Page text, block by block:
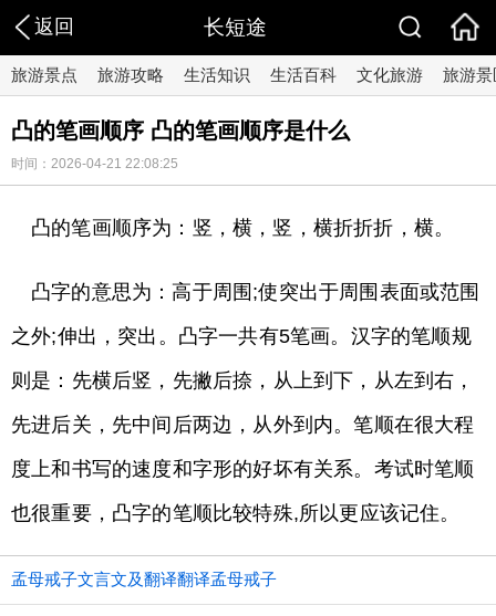
返回 长短途
旅游景点 旅游攻略 生活知识 生活百科 文化旅游 旅游景
凸的笔画顺序 凸的笔画顺序是什么
时间：2026-04-21 22:08:25
凸的笔画顺序为：竖，横，竖，横折折折，横。
凸字的意思为：高于周围;使突出于周围表面或范围
之外;伸出，突出。凸字一共有5笔画。汉字的笔顺规
则是：先横后竖，先撇后捺，从上到下，从左到右，
先进后关，先中间后两边，从外到内。笔顺在很大程
度上和书写的速度和字形的好坏有关系。考试时笔顺
也很重要，凸字的笔顺比较特殊,所以更应该记住。
孟母戒子文言文及翻译翻译孟母戒子